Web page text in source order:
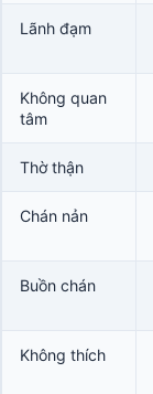
Lãnh đạm
Không quan
tâm
Thờ thận
Chán nản
Buồn chán
Không thích